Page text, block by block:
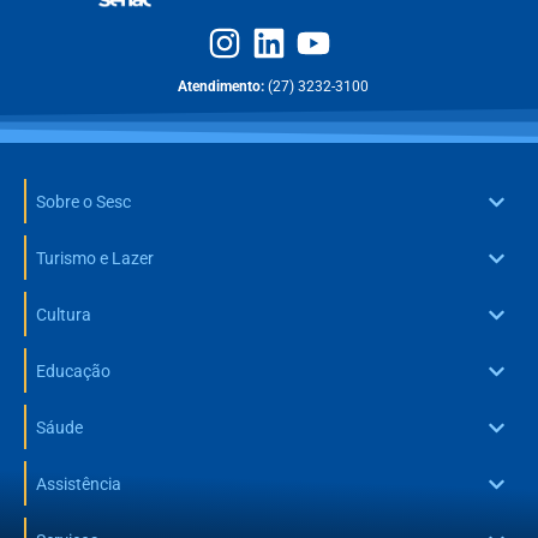
Atendimento: (27) 3232-3100
Sobre o Sesc
Turismo e Lazer
Cultura
Educação
Sáude
Assistência